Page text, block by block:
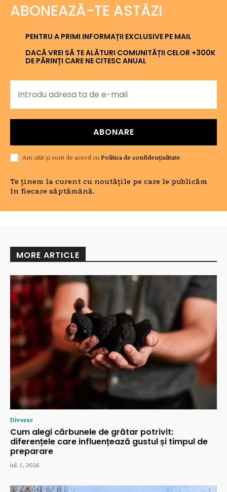
ABONEAZĂ-TE ASTĂZI
PENTRU A PRIMI INFORMAȚII EXCLUSIVE PE MAIL
DACĂ VREI SĂ TE ALĂTURI COMUNITĂȚII CELOR +300K
DE PĂRINȚI CARE NE CITESC ANUAL
ABONARE
Am citit și sunt de acord cu Politica de confidențialitate.
Te ținem la curent cu noutățile pe care le publicăm
în fiecare săptămână.
MORE ARTICLE
Diverse
Cum alegi cărbunele de grătar potrivit:
diferențele care influențează gustul și timpul de
preparare
iul. 1, 2026